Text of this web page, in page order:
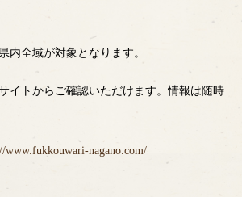
全域が対象となります。
トからご確認いただけます。情報は随時
www.fukkouwari-nagano.com/